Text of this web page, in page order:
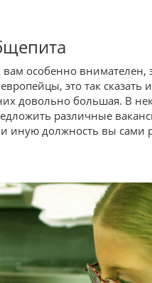
особенно внимателен,
это так сказать
довольно большая. В
различные
иную должность вы сами